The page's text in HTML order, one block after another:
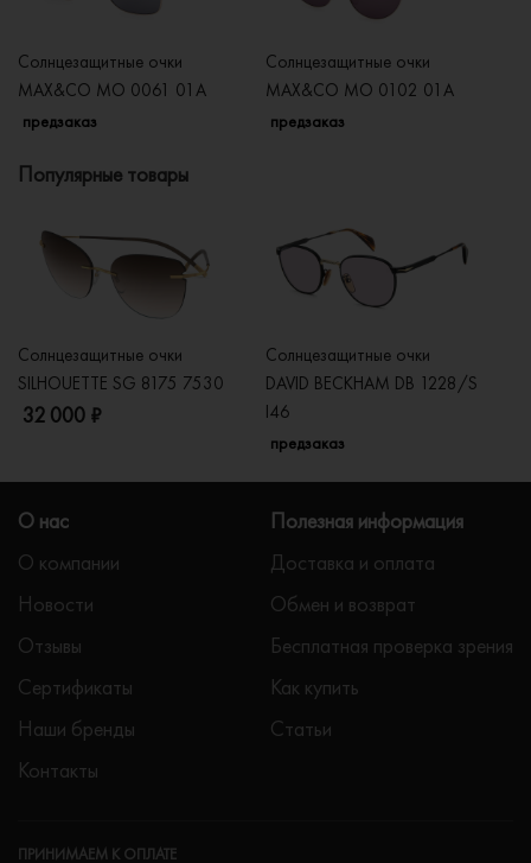
Солнцезащитные очки
MAX&CO MO 0061 01A
предзаказ
Солнцезащитные очки
MAX&CO MO 0102 01A
предзаказ
Популярные товары
Солнцезащитные очки
SILHOUETTE SG 8175 7530
32 000 ₽
Солнцезащитные очки
DAVID BECKHAM DB 1228/S
I46
предзаказ
О нас
О компании
Новости
Отзывы
Сертификаты
Наши бренды
Контакты
Полезная информация
Доставка и оплата
Обмен и возврат
Бесплатная проверка зрения
Как купить
Статьи
ПРИНИМАЕМ К ОПЛАТЕ